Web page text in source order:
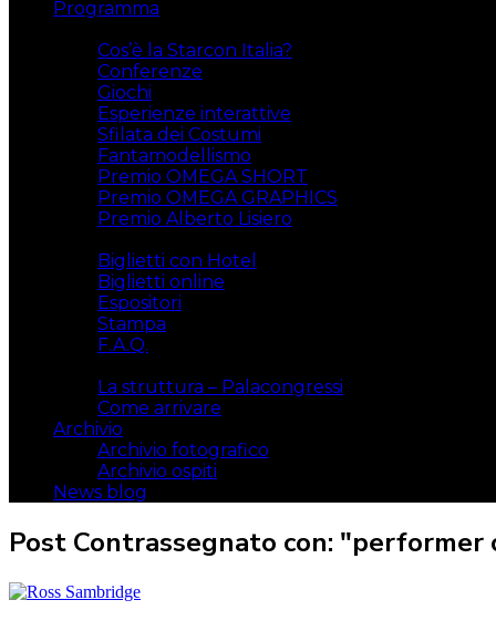
Programma
Cos’è la Starcon Italia?
Conferenze
Giochi
Esperienze interattive
Sfilata dei Costumi
Fantamodellismo
Premio OMEGA SHORT
Premio OMEGA GRAPHICS
Premio Alberto Lisiero
Biglietti con Hotel
Biglietti online
Espositori
Stampa
F.A.Q.
La struttura – Palacongressi
Come arrivare
Archivio
Archivio fotografico
Archivio ospiti
News blog
Post Contrassegnato con: "performer